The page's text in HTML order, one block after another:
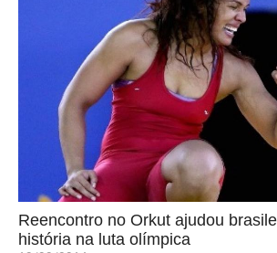
Reencontro no Orkut ajudou
história na luta olímpica